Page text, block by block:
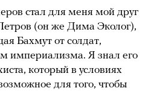
стал для меня мой друг
(он же Дима Эколог),
Бахмут от солдат,
империализма. Я знал его
который в условиях
для того, чтобы